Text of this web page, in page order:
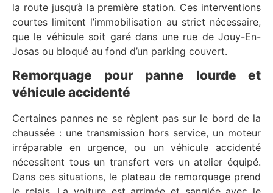
la route jusqu’à la première station. Ces interventions
courtes limitent l’immobilisation au strict nécessaire,
que le véhicule soit garé dans une rue de Jouy-En-
Josas ou bloqué au fond d’un parking couvert.
Remorquage pour panne lourde et
véhicule accidenté
Certaines pannes ne se règlent pas sur le bord de la
chaussée : une transmission hors service, un moteur
irréparable en urgence, ou un véhicule accidenté
nécessitent tous un transfert vers un atelier équipé.
Dans ces situations, le plateau de remorquage prend